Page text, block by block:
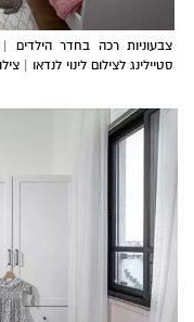
צבעוניות רכה בחדר הילדים |
סטיילינג לצילום לינוי לנדאו |